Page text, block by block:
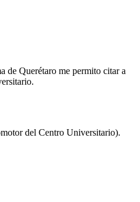
de Querétaro me permito citar a
del Centro Universitario).